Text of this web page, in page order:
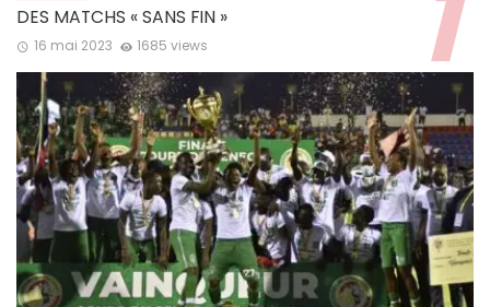
DES MATCHS « SANS FIN »
16 mai 2023 1685 views